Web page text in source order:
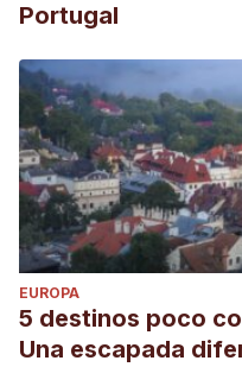
Portugal
EUROPA
5 destinos poco
Una escapada